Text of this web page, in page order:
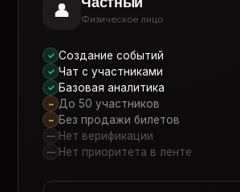
👤 Физическое лицо
✓ Создание событий
✓ Чат с участниками
✓ Базовая аналитика
~ До 50 участников
~ Без продажи билетов
— Нет верификации
— Нет приоритета в ленте